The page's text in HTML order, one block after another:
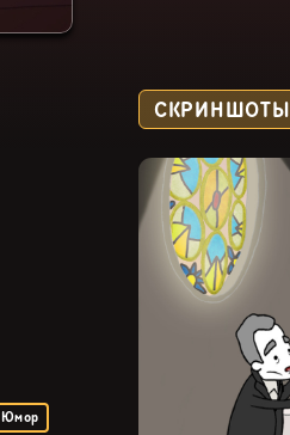
Юмор
СКРИНШОТЫ